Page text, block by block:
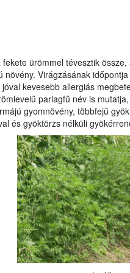
ürömmel tévesztik össze,
Virágzásának
kevesebb allergiás
parlagfű név is
gyomnövény, többfejű
és gyöktörzs nélküli